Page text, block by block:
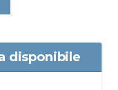
disponibile